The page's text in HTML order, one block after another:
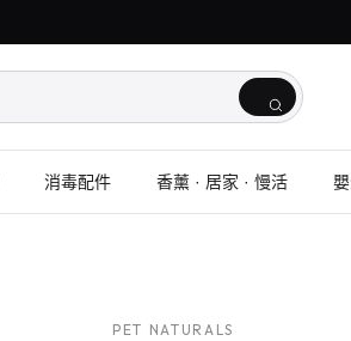
消毒配件 香薰 · 居家 · 慢活
PET NATURALS